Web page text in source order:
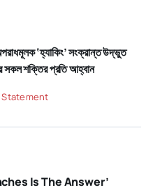
‘হ্যাকিং’ সংক্রান্ত উদ্ভুত
সকল শক্তির প্রতি আহ্বান
Statement
Is The Answer’